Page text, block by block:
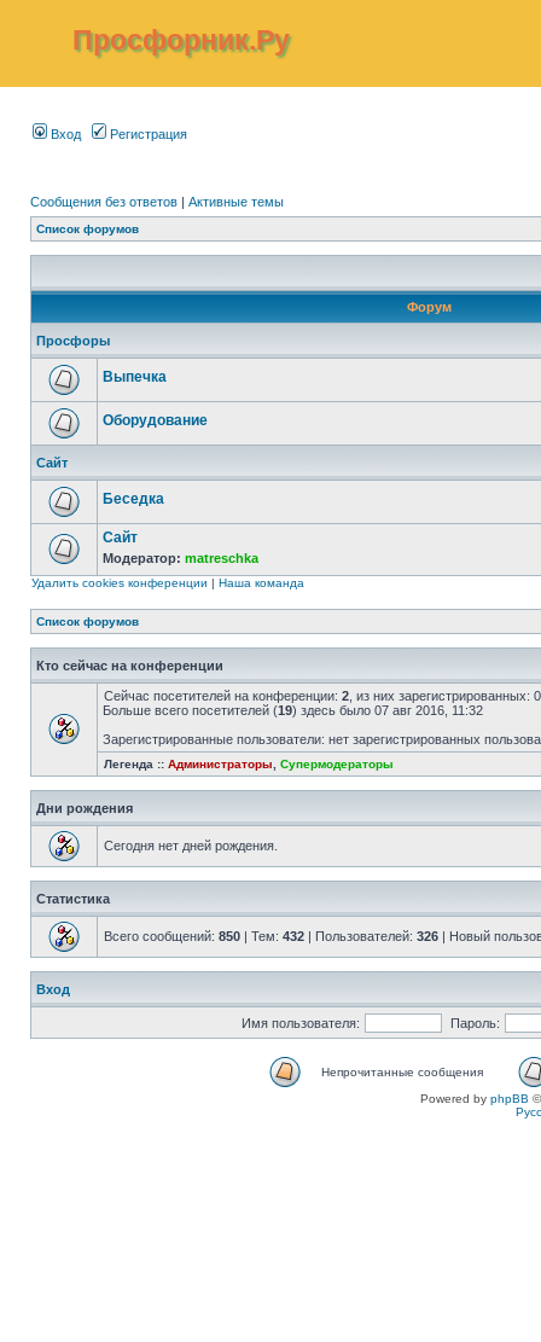
Просфорник.Ру
Вход Регистрация
Сообщения без ответов | Активные темы
Список форумов
Форум
Просфоры
Выпечка
Оборудование
Сайт
Беседка
Сайт
Модератор: matreschka
Удалить cookies конференции | Наша команда
Список форумов
Кто сейчас на конференции
Сейчас посетителей на конференции: 2 , из них
Больше всего посетителей (19) здесь было 07 авг 2016, 11:32
Зарегистрированные пользователи: нет зарегистрированных
Легенда :: Администраторы Супермодераторы
Дни рождения
Сегодня нет дней рождения.
Статистика
Всего сообщений: 850 | Тем: 432 | Пользователей: 326 | Новый
Вход
Имя пользователя: Пароль:
Непрочитанные сообщения
Powered by phpBB